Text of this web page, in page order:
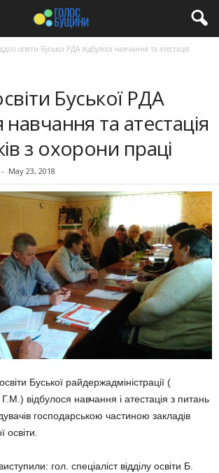
освіти Буської РДА відбулося навчання та атестація
Буської РДА
навчання та атестація
з охорони праці
- May 23, 2018
Буської райдержадміністрації (
відбулося навчання і атестація з питань
господарською частиною закладів
освіти.
гол. спеціаліст відділу освіти Б.